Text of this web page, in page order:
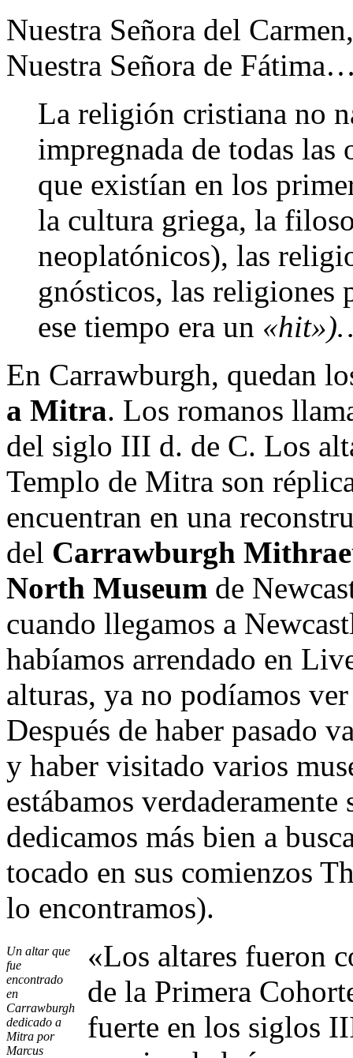
Nuestra Señora del
Nuestra Señora de
La religión cristiana no
impregnada de todas
que existían en los
la cultura griega, la
neoplatónicos), las
gnósticos, las religiones
ese tiempo era un
En Carrawburgh, quedan
a Mitra. Los romanos
del siglo III d. de C. Los
Templo de Mitra son
encuentran en una
del Carrawburgh
North Museum de
cuando llegamos a
habíamos arrendado en
alturas, ya no podíamos
Después de haber pasado
y haber visitado varios
estábamos
dedicamos más bien a
tocado en sus comienzos
lo encontramos).
Un altar que
fue
encontrado
en
Carrawburgh
dedicado a
Mitra por
Marcus
«Los altares fueron
de la Primera
fuerte en los siglos